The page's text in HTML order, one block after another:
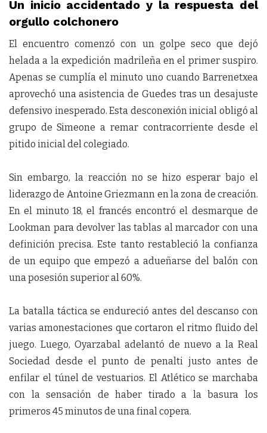
Un inicio accidentado y la respuesta del
orgullo colchonero
El encuentro comenzó con un golpe seco que dejó
helada a la expedición madrileña en el primer suspiro.
Apenas se cumplía el minuto uno cuando Barrenetxea
aprovechó una asistencia de Guedes tras un desajuste
defensivo inesperado. Esta desconexión inicial obligó al
grupo de Simeone a remar contracorriente desde el
pitido inicial del colegiado.
Sin embargo, la reacción no se hizo esperar bajo el
liderazgo de Antoine Griezmann en la zona de creación.
En el minuto 18, el francés encontró el desmarque de
Lookman para devolver las tablas al marcador con una
definición precisa. Este tanto restableció la confianza
de un equipo que empezó a adueñarse del balón con
una posesión superior al 60%.
La batalla táctica se endureció antes del descanso con
varias amonestaciones que cortaron el ritmo fluido del
juego. Luego, Oyarzabal adelantó de nuevo a la Real
Sociedad desde el punto de penalti justo antes de
enfilar el túnel de vestuarios. El Atlético se marchaba
con la sensación de haber tirado a la basura los
primeros 45 minutos de una final copera.